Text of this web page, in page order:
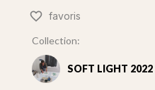
favoris
Collection:
SOFT LIGHT 2022